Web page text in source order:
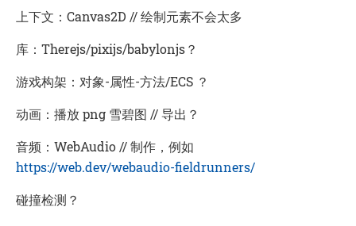
上下文：Canvas2D // 绘制元素不会太多
库：Therejs/pixijs/babylonjs？
游戏构架：对象-属性-方法/ECS ？
动画：播放 png 雪碧图 // 导出？
音频：WebAudio // 制作，例如
https://web.dev/webaudio-fieldrunners/
碰撞检测？